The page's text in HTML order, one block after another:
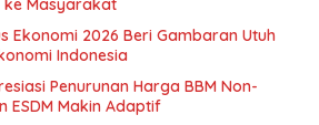
Ekonomi 2026 Beri Gambaran Utuh
Indonesia
Penurunan Harga BBM Non-
ESDM Makin Adaptif